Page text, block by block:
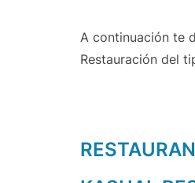
A continuación te
Restauración del